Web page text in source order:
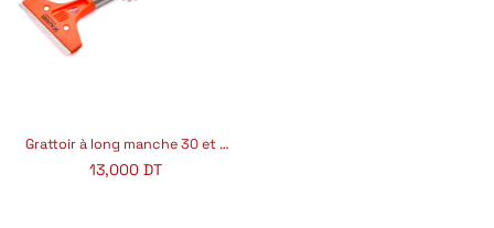
Grattoir à long manche 30 et 50 CM
13,000DT